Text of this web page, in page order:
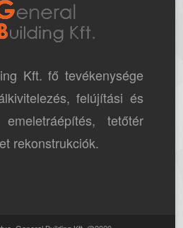
Kft. fő tevékenysége
felújítási és
tetőtér
rekonstrukciók.